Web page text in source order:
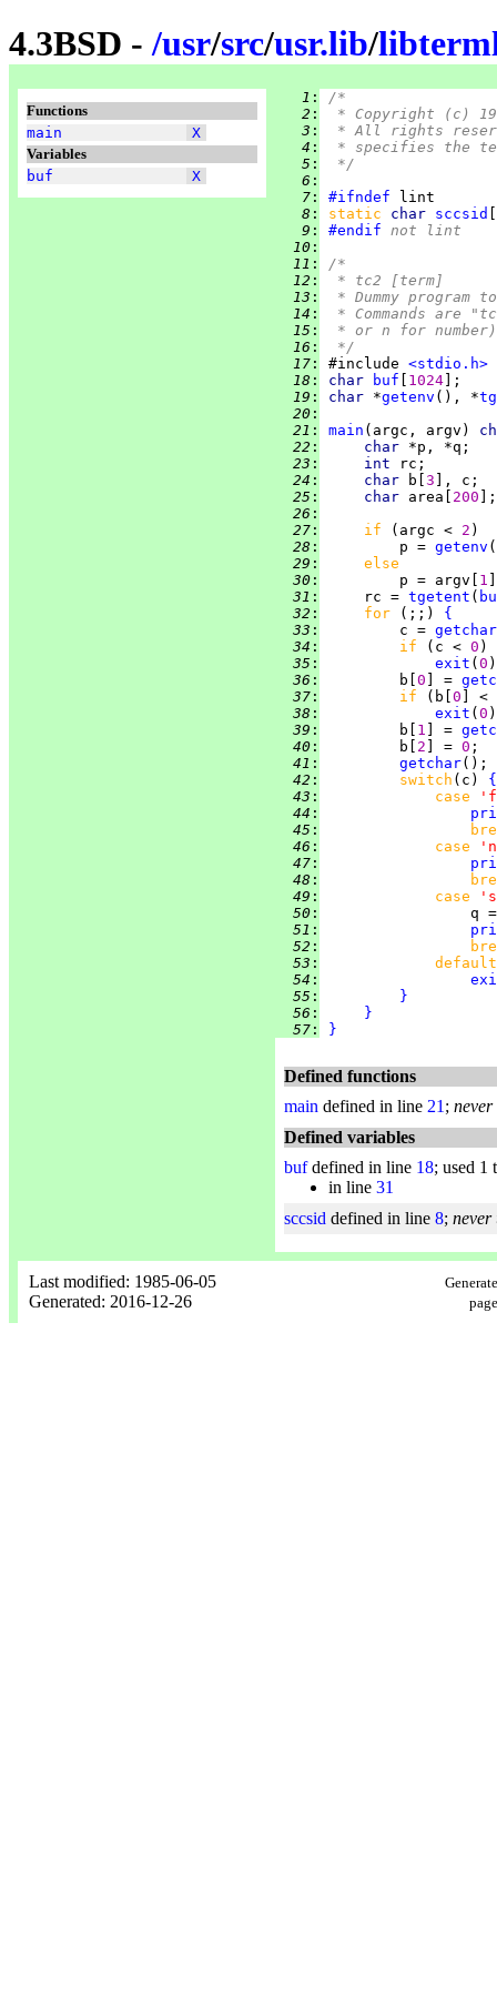
4.3BSD -/usr/src/usr.lib/
Functions
main
X
Variables
buf
X
   1
:
/*
   2
:
* Copyright (c)
   3
:
* All rights
   4
:
* specifies the
   5
:
*/
   6
:
   7
: #ifndef
   8
: static char sccsid
   9
: #endif not lint
  10
:
  11
:
/*
  12
:
* tc2 [term]
  13
:
* Dummy
  14
:
* Commands
  15
:
* or n for
  16
:
*/
  17
: #include <stdio.h>
  18
: char buf 1024
  19
: char *getenv (), *
  20
:
  21
: main (argc, argv)
  22
: char
  23
: int
  24
: char b[ 3
  25
: char area[ 200
  26
:
  27
: if (argc < 2
  28
:
         p =
getenv (
  29
:
else
  30
:
         p = argv[
1
  31
:
     rc =
tgetent (
  32
: for (;;) {
  33
:
         c =
getchar
  34
: if (c < 0
  35
: exit ( 0
  36
:
         b[
0 ] =
  37
: if (b[ 0 ] <
  38
: exit ( 0
  39
:
         b[
1 ] =
  40
:
         b[
2 ] = 0
  41
: getchar
  42
: switch (c) {
  43
: case
  44
:
  45
:
  46
: case
  47
:
  48
:
  49
: case
  50
:
  51
:
  52
:
  53
:
default
  54
:
  55
:
}
  56
:
}
  57
: }
Defined functions
main defined in line 21 ; never
Defined variables
bufdefined in line 18; used 1
in line 31
sccsid defined in line 8; never
Last modified: 1985-06-05
Generated: 2016-12-26